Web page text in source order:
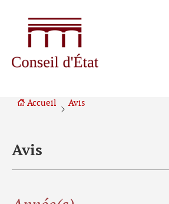
contenu
Accueil Avis
Avis
Filtrer